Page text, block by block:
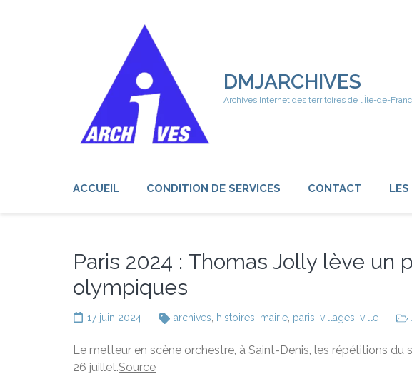
DMJARCHIVES
Archives Internet des territoires de l'Île-de-
ACCUEIL CONDITION DE SERVICES CONTACT LES
Paris 2024 : Thomas Jolly lève
olympiques
17 juin 2024 archives histoires mairie paris villages ville
Le metteur en scène orchestre, à Saint-Denis, les répétitions
26 juillet.Source